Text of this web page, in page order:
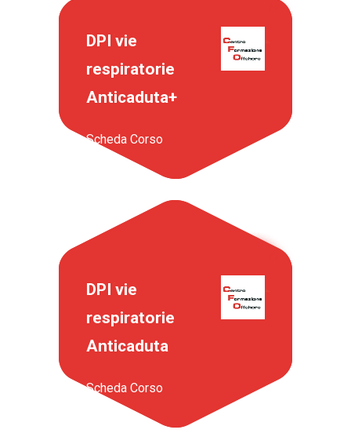
DPI vie
respiratorie
Anticaduta+
Scheda Corso
DPI vie
respiratorie
Anticaduta
Scheda Corso